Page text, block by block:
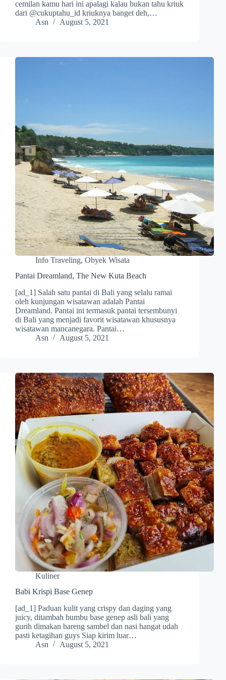
cemilan kamu hari ini apalagi kalau bukan tahu kriuk
dari @cukuptahu_id kriuknya banget deh,…
Asn
August 5, 2021
Info Traveling, Obyek Wisata
Pantai Dreamland, The New Kuta Beach
[ad_1] Salah satu pantai di Bali yang selalu ramai
oleh kunjungan wisatawan adalah Pantai
Dreamland. Pantai ini termasuk pantai tersembunyi
di Bali yang menjadi favorit wisatawan khususnya
wisatawan mancanegara. Pantai…
Asn
August 5, 2021
Kuliner
Babi Krispi Base Genep
[ad_1] Paduan kulit yang crispy dan daging yang
juicy, ditambah bumbu base genep asli bali yang
gurih dimakan bareng sambel dan nasi hangat udah
pasti ketagihan guys Siap kirim luar…
Asn
August 5, 2021